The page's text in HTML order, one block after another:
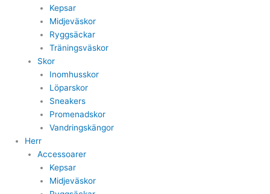
Kepsar
Midjeväskor
Ryggsäckar
Träningsväskor
Skor
Inomhusskor
Löparskor
Sneakers
Promenadskor
Vandringskängor
Herr
Accessoarer
Kepsar
Midjeväskor